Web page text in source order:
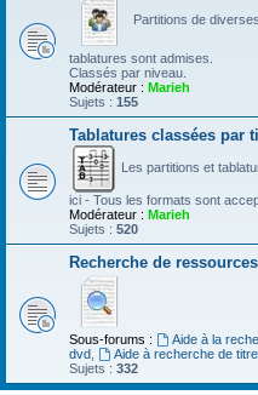
Partitions de
tablatures sont admises.
Classés par niveau.
Modérateur : Marieh
Sujets : 155
Tablatures classées par
Les partitions et
ici - Tous les formats sont
Modérateur : Marieh
Sujets : 520
Recherche de
Sous-forums : Aide à la
dvd
Aide à recherche de
Sujets : 332